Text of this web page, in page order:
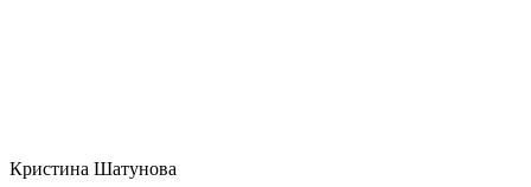
Кристина Шатунова